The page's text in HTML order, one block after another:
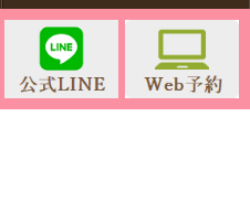
人情報
整体院. All Rights Reserved.